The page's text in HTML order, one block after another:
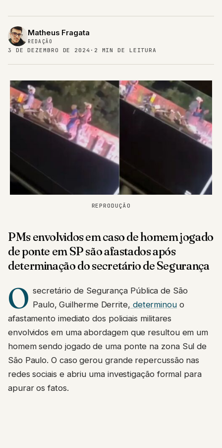
Matheus Fragata
REDAÇÃO
3 DE DEZEMBRO DE 2024 · 2 MIN DE LEITURA
REPRODUÇÃO
PMs envolvidos em caso de homem jogado
de ponte em SP são afastados após
determinação do secretário de Segurança
O secretário de Segurança Pública de São
Paulo, Guilherme Derrite, determinouo
afastamento imediato dos policiais militares
envolvidos em uma abordagem que resultou em um
homem sendo jogado de uma ponte na zona Sul de
São Paulo. O caso gerou grande repercussão nas
redes sociais e abriu uma investigação formal para
apurar os fatos.